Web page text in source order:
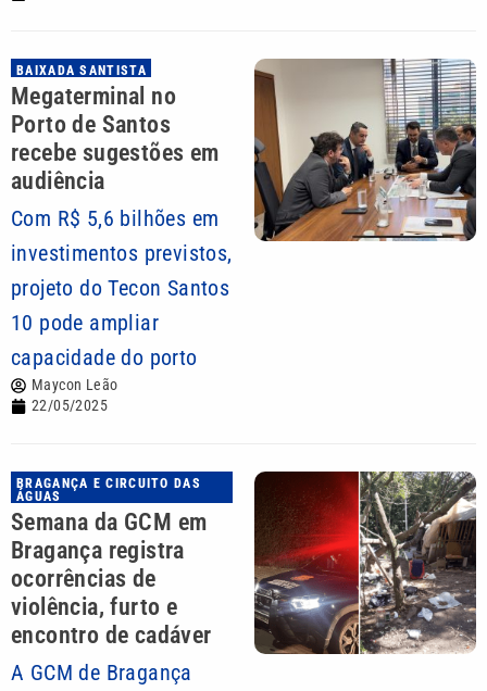
BAIXADA SANTISTA
Megaterminal no
Porto de Santos
recebe sugestões em
audiência
Com R$ 5,6 bilhões em
investimentos previstos,
projeto do Tecon Santos
10 pode ampliar
capacidade do porto
Maycon Leão
22/05/2025
BRAGANÇA E CIRCUITO DAS
ÁGUAS
Semana da GCM em
Bragança registra
ocorrências de
violência, furto e
encontro de cadáver
A GCM de Bragança